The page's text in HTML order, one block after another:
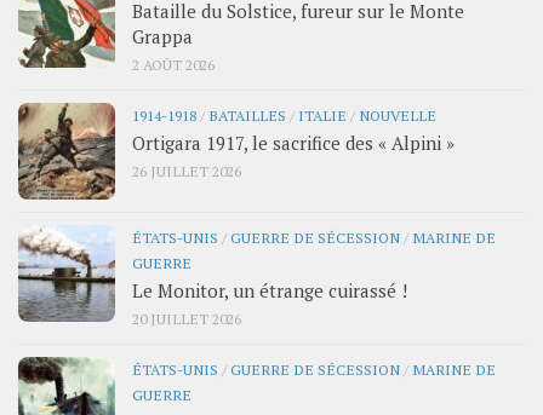
Bataille du Solstice, fureur sur le Monte
Grappa
2 AOÛT 2026
1914-1918/ BATAILLES / ITALIE / NOUVELLE
Ortigara 1917, le sacrifice des « Alpini »
26 JUILLET 2026
ÉTATS-UNIS /GUERRE DE SÉCESSION/ MARINE DE
GUERRE
Le Monitor, un étrange cuirassé !
20 JUILLET 2026
ÉTATS-UNIS /GUERRE DE SÉCESSION/ MARINE DE
GUERRE